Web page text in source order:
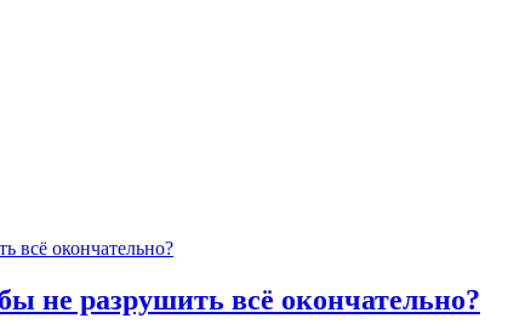
не разрушить всё окончательно?